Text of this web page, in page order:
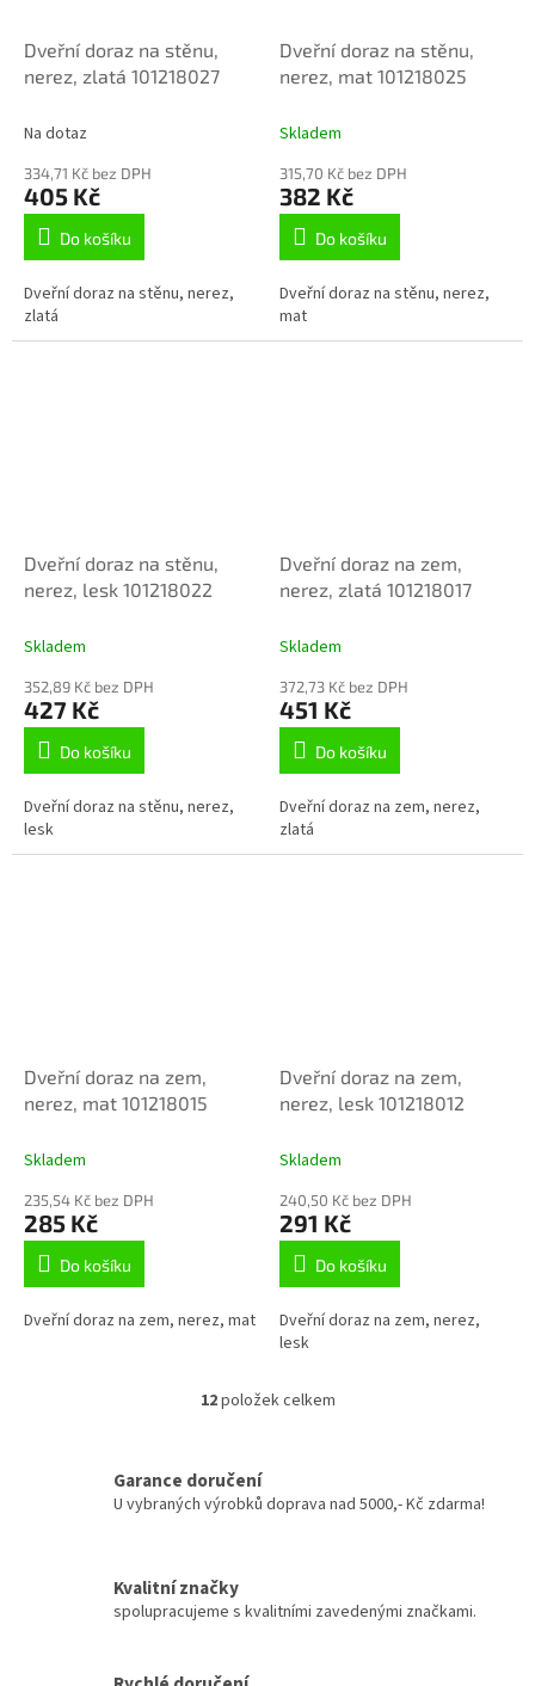
Dveřní doraz na stěnu,
nerez, zlatá 101218027
Na dotaz
334,71 Kč bez DPH
405 Kč
Do košíku
Dveřní doraz na stěnu, nerez,
zlatá
Dveřní doraz na stěnu,
nerez, mat 101218025
Skladem
315,70 Kč bez DPH
382 Kč
Do košíku
Dveřní doraz na stěnu, nerez,
mat
Dveřní doraz na stěnu,
nerez, lesk 101218022
Skladem
352,89 Kč bez DPH
427 Kč
Do košíku
Dveřní doraz na stěnu, nerez,
lesk
Dveřní doraz na zem,
nerez, zlatá 101218017
Skladem
372,73 Kč bez DPH
451 Kč
Do košíku
Dveřní doraz na zem, nerez,
zlatá
Dveřní doraz na zem,
nerez, mat 101218015
Skladem
235,54 Kč bez DPH
285 Kč
Do košíku
Dveřní doraz na zem, nerez, mat
Dveřní doraz na zem,
nerez, lesk 101218012
Skladem
240,50 Kč bez DPH
291 Kč
Do košíku
Dveřní doraz na zem, nerez,
lesk
O
d
r
12položek celkem
Garance doručení
U vybraných výrobků doprava nad 5000,- Kč zdarma!
Kvalitní značky
spolupracujeme s kvalitními zavedenými značkami.